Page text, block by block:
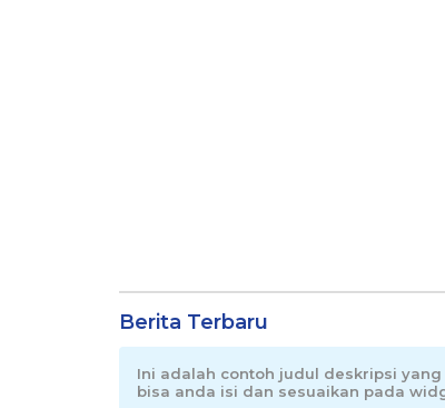
Berita Terbaru
Ini adalah contoh judul deskripsi yang
bisa anda isi dan sesuaikan pada